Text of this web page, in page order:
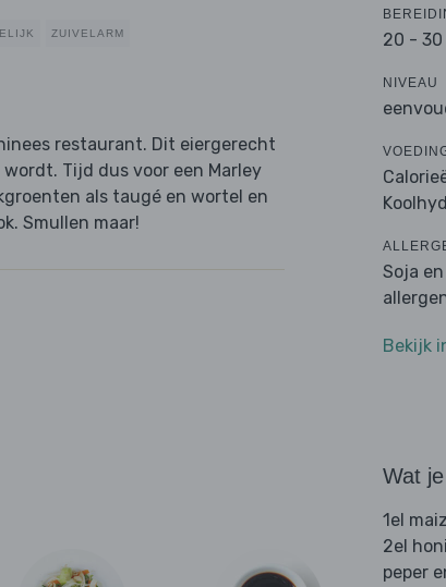
ZUIVELARM
restaurant. Dit eiergerecht
Tijd dus voor een Marley
als taugé en wortel en
Smullen maar!
20 -
NIVEAU
Soja
Bekijk
Wat
1el
2el
peper